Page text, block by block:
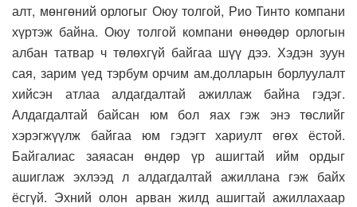
алт, мөнгөний орлогыг Оюу толгой, Рио Тинто компани
хүртэж байна. Оюу толгой компани өнөөдөр орлогын
албан татвар ч төлөхгүй байгаа шүү дээ. Хэдэн зуун
сая, зарим үед тэрбум орчим ам.долларын борлуулалт
хийсэн атлаа алдагдалтай ажиллаж байна гэдэг.
Алдагдалтай байсан юм бол яах гэж энэ төслийг
хэрэгжүүлж байгаа юм гэдэгт хариулт өгөх ёстой.
Байгалиас заяасан өндөр үр ашигтай ийм ордыг
ашиглаж эхлээд л алдагдалтай ажиллана гэж байх
ёсгүй. Эхний олон арван жилд ашигтай ажиллахаар